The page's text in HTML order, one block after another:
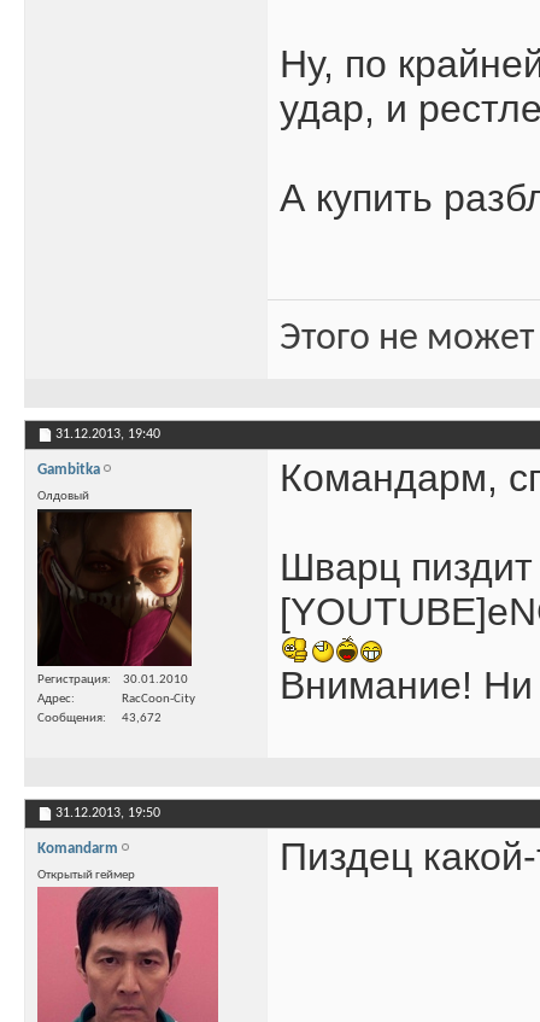
Ну, по
удар, и
А купить
Этого не
31.12.2013, 19:40
Gambitka
Олдовый
Регистрация
30.01.2010
Адрес
RacCoon-City
Сообщения
43,672
Командарм,
Шварц
Внимание! Ни
31.12.2013, 19:50
Komandarm
Открытый геймер Пиздец